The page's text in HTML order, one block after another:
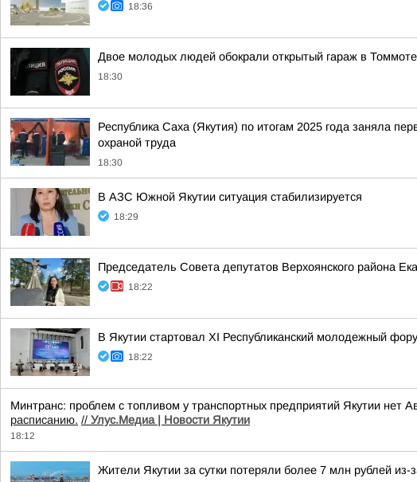
18:36
Двое молодых людей обокрали открытый гараж в
18:30
Республика Саха (Якутия) по итогам 2025 года заняла
охраной труда
18:30
В АЗС Южной Якутии ситуация стабилизируется
18:29
Председатель Совета депутатов Верхоянского района
18:22
В Якутии стартовал XI Республиканский молодежный
18:22
Минтранс: проблем с топливом у транспортных предприятий Якутии
расписанию. // Улус.Медиа | Новости Якутии
18:12
Жители Якутии за сутки потеряли более 7 млн рублей из-